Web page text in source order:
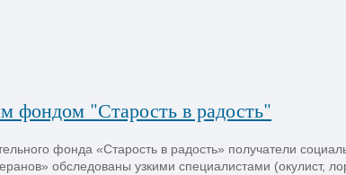
фондом "Старость в радость"
фонда «Старость в радость» получатели
обследованы узкими специалистами (окулист,